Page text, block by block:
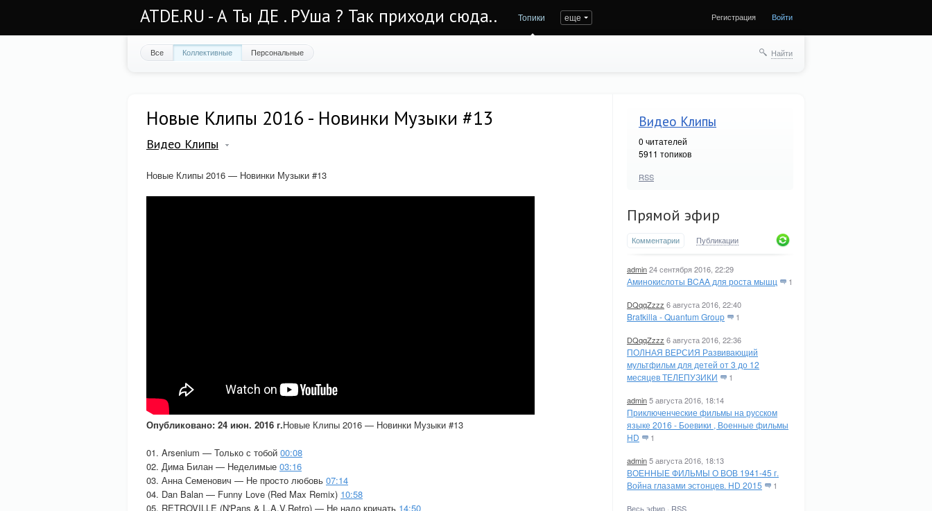
ATDE.RU - А Ты ДЕ . РУша ? Так приходи сюда.. Топики еще Регистрация Войти
Все Коллективные Персональные Найти
Видео Клипы
0 читателей
5911 топиков
RSS
Прямой эфир
Комментарии Публикации
admin24 сентября 2016, 22:29
Аминокислоты BCAA для роста мышц 1
DQqqZzzz 6 августа 2016, 22:40
Bratkilla - Quantum Group 1
DQqqZzzz 6 августа 2016, 22:36
ПОЛНАЯ ВЕРСИЯ Развивающий
мультфильм для детей от 3 до 12
месяцев ТЕЛЕПУЗИКИ
1
admin5 августа 2016, 18:14
Приключенческие фильмы на русском
языке 2016 - Боевики , Военные фильмы
HD
1
admin5 августа 2016, 18:13
ВОЕННЫЕ ФИЛЬМЫ О ВОВ 1941-45 г.
Война глазами эстонцев. HD 2015
1
Весь эфир · RSS
Новые Клипы 2016 - Новинки Музыки #13
Видео Клипы
Новые Клипы 2016 — Новинки Музыки #13
Опубликовано: 24 июн. 2016 г.Новые Клипы 2016 — Новинки Музыки #13
01. Arsenium — Только с тобой 00:08
02. Дима Билан — Неделимые 03:16
03. Анна Семенович — Не просто любовь 07:14
04. Dan Balan — Funny Love (Red Max Remix) 10:58
05. RETROVILLE (N'Pans & L.A.V.Retro) — Не надо кричать 14:50